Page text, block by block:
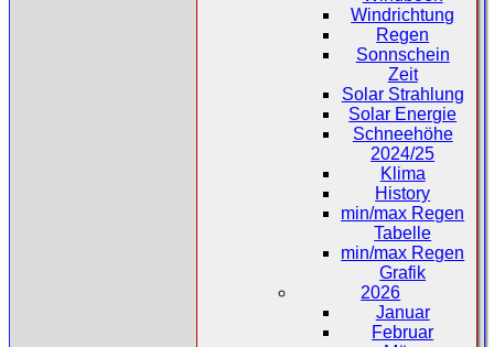
Windrichtung
Regen
Sonnschein
Zeit
Solar Strahlung
Solar Energie
Schneehöhe
2024/25
Klima
History
min/max Regen
Tabelle
min/max Regen
Grafik
2026
Januar
Februar